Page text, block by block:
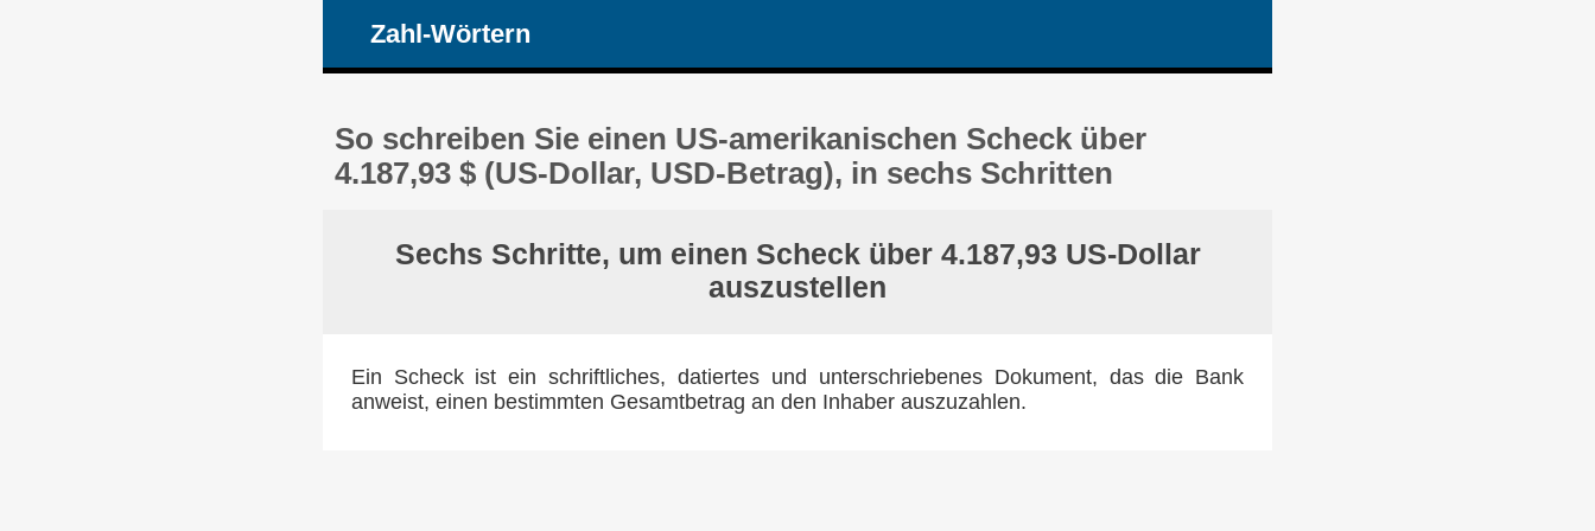
Zahl-Wörtern
So schreiben Sie einen US-amerikanischen Scheck über
4.187,93 $ (US-Dollar, USD-Betrag), in sechs Schritten
Sechs Schritte, um einen Scheck über 4.187,93 US-Dollar
auszustellen
Ein Scheck ist ein schriftliches, datiertes und unterschriebenes Dokument, das die Bank
anweist, einen bestimmten Gesamtbetrag an den Inhaber auszuzahlen.